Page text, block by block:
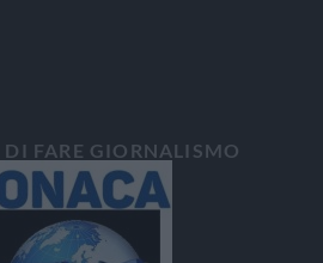
FARE GIORNALISMO